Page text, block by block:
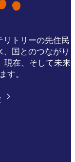
トリーの先住民
国とのつながり
現在、そして未来
す。